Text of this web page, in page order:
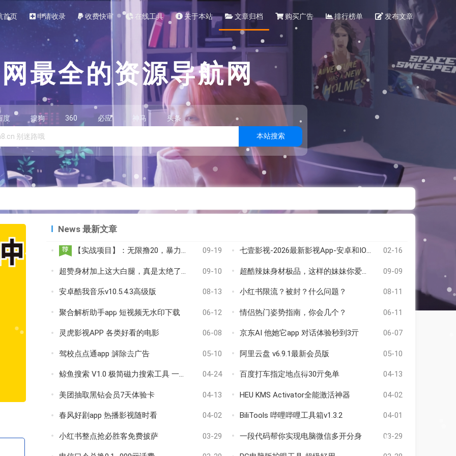
首页 申请收录 收费快审 在线工具 关于本站 文章归档 购买广告 排行榜单 发布文章
最全的资源导航网
度 搜狗 360 必应 神马 头条
本站搜索
News 最新文章
09-19
【实战项目】：无限撸20，暴力偏门日入千元，附视频教程 02-16
七壹影视-2026最新影视App-安卓和IOS-免费在线观看
09-10
超赞身材加上这大白腿，真是太绝了！！！ 09-09
超酷辣妹身材极品，这样的妹妹你爱了吗
08-13
安卓酷我音乐v10.5.4.3高级版 08-11
小红书限流？被封？什么问题？
06-12
聚合解析助手app 短视频无水印下载 06-11
情侣热门姿势指南，你会几个？
06-08
灵虎影视APP 各类好看的电影 06-07
京东AI 他她它app 对话体验秒到3亓
05-10
驾校点点通app 解除去广告 05-10
阿里云盘 v6.9.1最新会员版
04-24
鲸鱼搜索 V1.0 极简磁力搜索工具 一键调用迅雷 04-13
百度打车指定地点得30亓免单
04-13
美团抽取黑钻会员7天体验卡 04-02
HEU KMS Activator全能激活神器
04-02
春风好剧app 热播影视随时看 04-01
BiliTools 哔哩哔哩工具箱v1.3.2
03-29
小红书整点抢必胜客免费披萨 03-29
一段代码帮你实现电脑微信多开分身